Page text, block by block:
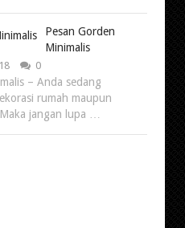
Pesan Gorden
Minimalis
0
– Anda sedang
rumah maupun
jangan lupa …